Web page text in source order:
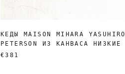
КЕДЫ MAISON MIHARA YASUHIRO
PETERSON ИЗ КАНВАСА НИЗКИЕ
€381